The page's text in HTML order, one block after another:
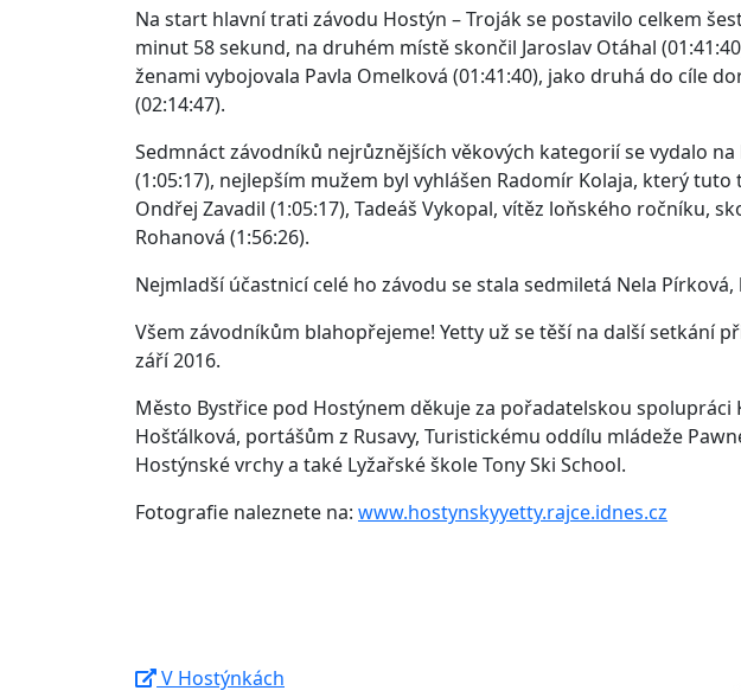
Na start hlavní trati závodu Hostýn – Troják se postavilo celkem
minut 58 sekund, na druhém místě skončil Jaroslav Otáhal
ženami vybojovala Pavla Omelková (01:41:40), jako druhá do cíle
(02:14:47).
Sedmnáct závodníků nejrůznějších věkových kategorií se vydalo
(1:05:17), nejlepším mužem byl vyhlášen Radomír Kolaja, který
Ondřej Zavadil (1:05:17), Tadeáš Vykopal, vítěz loňského ročníku,
Rohanová (1:56:26).
Nejmladší účastnicí celé ho závodu se stala sedmiletá Nela
Všem závodníkům blahopřejeme! Yetty už se těší na další
září 2016.
Město Bystřice pod Hostýnem děkuje za pořadatelskou
Hošťálková, portášům z Rusavy, Turistickému oddílu mládeže
Hostýnské vrchy a také Lyžařské škole Tony Ski School.
Fotografie naleznete na: www.hostynskyyetty.rajce.idnes.cz
V Hostýnkách